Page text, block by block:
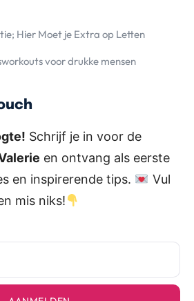
Hier Moet je Extra op Letten
voor drukke mensen
Schrijf je in voor de
en ontvang als eerste
en inspirerende tips.
Vul
mis niks!